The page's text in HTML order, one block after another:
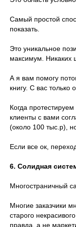
Самый простой
показать.
Это уникальное
максимум. Никаких
А я вам помогу
книгу. С вас только
Когда
клиенты с вами
(около 100 тыс.р),
Если все ок,
6. Солидная
Многостраничный
Многие заказчики
старого
правда, а не